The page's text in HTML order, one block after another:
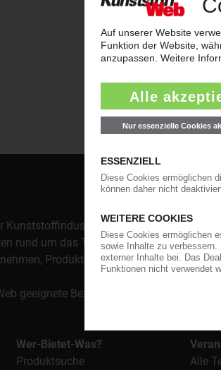
Kunststoffindustrie versorgt das
rund um das Thema "Kunststoffe". Im
Produkte, Material, Anwendungen
geeignete Bezugsquellen für den
Wer-Bietet-Was?
Produktsuche
Alle